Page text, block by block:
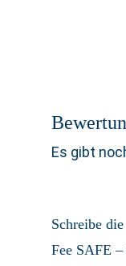
Es gibt
Schreibe
Fee SAFE